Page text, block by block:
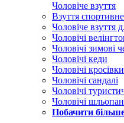
Чоловіче взуття
Взуття
Чоловіче взуття
Чоловічі
Чоловічі зимові
Чоловічі кеди
Чоловічі кросівки
Чоловічі сандалі
Чоловічі
Чоловічі
Побачити